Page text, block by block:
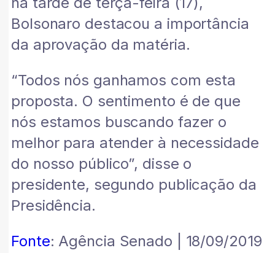
Bolsonaro destacou a importância
da aprovação da matéria.
“Todos nós ganhamos com esta
proposta. O sentimento é de que
nós estamos buscando fazer o
melhor para atender à necessidade
do nosso público”, disse o
presidente, segundo publicação da
Presidência.
Fonte: Agência Senado | 18/09/2019